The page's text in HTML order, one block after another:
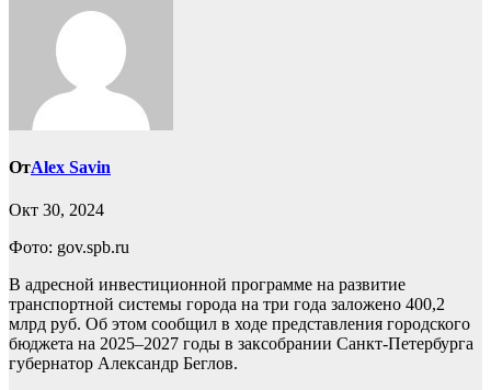
ОтAlex Savin
Окт 30, 2024
Фото: gov.spb.ru
В адресной инвестиционной программе на развитие
транспортной системы города на три года заложено 400,2
млрд руб. Об этом сообщил в ходе представления городского
бюджета на 2025–2027 годы в заксобрании Санкт-Петербурга
губернатор Александр Беглов.